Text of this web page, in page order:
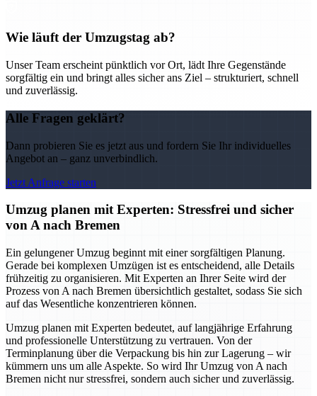
Wie läuft der Umzugstag ab?
Unser Team erscheint pünktlich vor Ort, lädt Ihre Gegenstände
sorgfältig ein und bringt alles sicher ans Ziel – strukturiert, schnell
und zuverlässig.
Alle Fragen geklärt?
Dann probieren Sie es jetzt aus und fordern Sie Ihr individuelles
Angebot an – ganz unverbindlich.
Jetzt Anfrage starten
Umzug planen mit Experten: Stressfrei und sicher
von A nach Bremen
Ein gelungener Umzug beginnt mit einer sorgfältigen Planung.
Gerade bei komplexen Umzügen ist es entscheidend, alle Details
frühzeitig zu organisieren. Mit Experten an Ihrer Seite wird der
Prozess von A nach Bremen übersichtlich gestaltet, sodass Sie sich
auf das Wesentliche konzentrieren können.
Umzug planen mit Experten bedeutet, auf langjährige Erfahrung
und professionelle Unterstützung zu vertrauen. Von der
Terminplanung über die Verpackung bis hin zur Lagerung – wir
kümmern uns um alle Aspekte. So wird Ihr Umzug von A nach
Bremen nicht nur stressfrei, sondern auch sicher und zuverlässig.